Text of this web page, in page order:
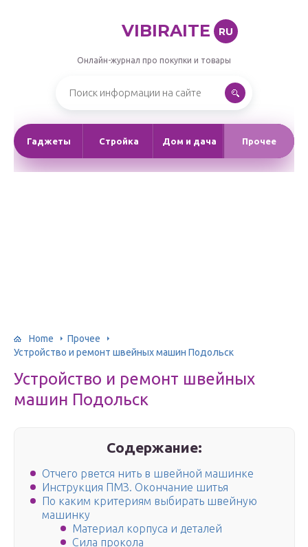
VIBIRAITE RU
Онлайн-журнал про покупки и товары
Гаджеты Стройка Дом и дача Прочее
Home
Прочее
Устройство и ремонт швейных машин Подольск
Устройство и ремонт швейных
машин Подольск
Содержание:
Отчего рвется нить в швейной машинке
Инструкция ПМЗ. Окончание шитья
По каким критериям выбирать швейную
машинку
Материал корпуса и деталей
Сила прокола